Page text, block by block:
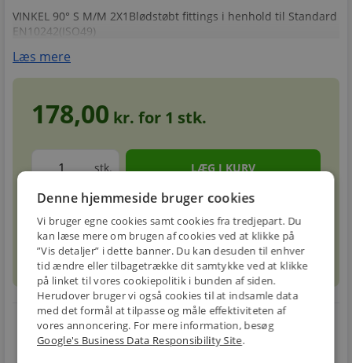
VINKEL 90° S M/M 2X1Blødstøbt fittings i henhold til Standard
EN10242(ISO49)
Læs mere
178,00 kr. for 1 stk.
stk.
circle Forventet leveringstid: 5-8 hverdage info
sellPrismatchinfo
E-MÆRKET
local_shipping restart_alt
Denne hjemmeside bruger cookies
Vi bruger egne cookies samt cookies fra tredjepart. Du
kan læse mere om brugen af cookies ved at klikke på
”Vis detaljer” i dette banner. Du kan desuden til enhver
tid ændre eller tilbagetrække dit samtykke ved at klikke
på linket til vores cookiepolitik i bunden af siden.
Herudover bruger vi også cookies til at indsamle data
med det formål at tilpasse og måle effektiviteten af
vores annoncering. For mere information, besøg
Google's Business Data Responsibility Site.